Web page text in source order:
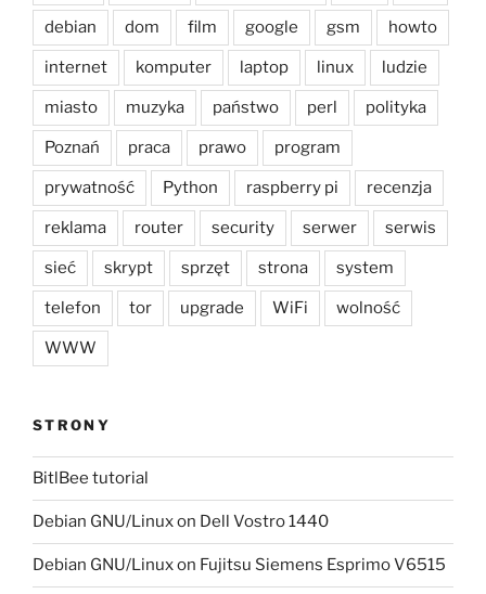
debian dom film google gsm howto
internet komputer laptop linux ludzie
miasto muzyka państwo perl polityka
Poznań praca prawo program
prywatność Python raspberry pi recenzja
reklama router security serwer serwis
sieć skrypt sprzęt strona system
telefon tor upgrade WiFi wolność
WWW
STRONY
BitlBee tutorial
Debian GNU/Linux on Dell Vostro 1440
Debian GNU/Linux on Fujitsu Siemens Esprimo V6515